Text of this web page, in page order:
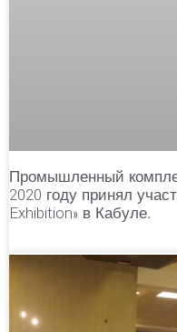
Промышленный
2020 году принял
Exhibition» в Кабуле.